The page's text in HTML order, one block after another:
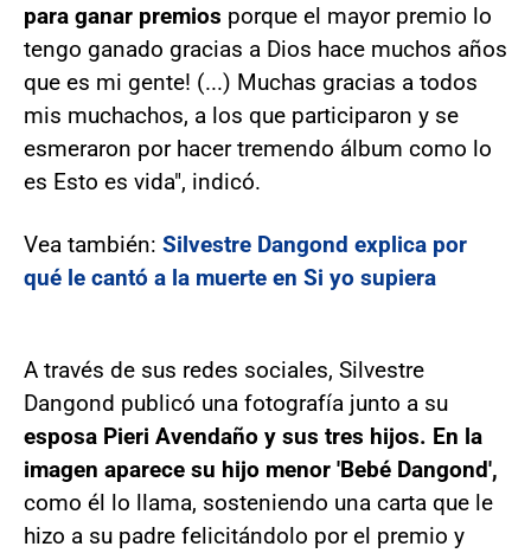
para ganar premios porque el mayor premio lo
tengo ganado gracias a Dios hace muchos años
que es mi gente! (...) Muchas gracias a todos
mis muchachos, a los que participaron y se
esmeraron por hacer tremendo álbum como lo
es Esto es vida", indicó.
Vea también: Silvestre Dangond explica por
qué le cantó a la muerte en Si yo supiera
A través de sus redes sociales, Silvestre
Dangond publicó una fotografía junto a su
esposa Pieri Avendaño y sus tres hijos. En la
imagen aparece su hijo menor 'Bebé Dangond',
como él lo llama, sosteniendo una carta que le
hizo a su padre felicitándolo por el premio y